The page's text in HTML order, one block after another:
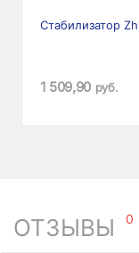
Стабилизатор
1 509,90 руб.
ОТЗЫВЫ 0